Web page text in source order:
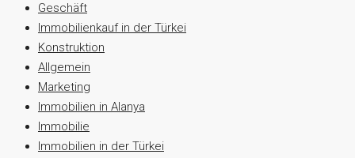
Geschäft
Immobilienkauf in der Türkei
Konstruktion
Allgemein
Marketing
Immobilien in Alanya
Immobilie
Immobilien in der Türkei